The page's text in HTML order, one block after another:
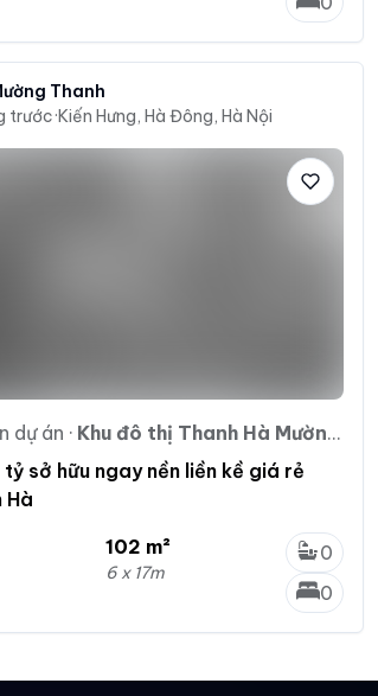
Thanh
trước·Kiến Hưng, Hà Đông, Hà Nội
dự án · Khu đô thị Thanh Hà Mường Thanh
tỷ sở hữu ngay nền liền kề giá rẻ
Hà
102 m²
6 x 17m
0
0